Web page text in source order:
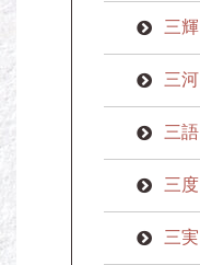
三輝
三河
三語
三度
三実